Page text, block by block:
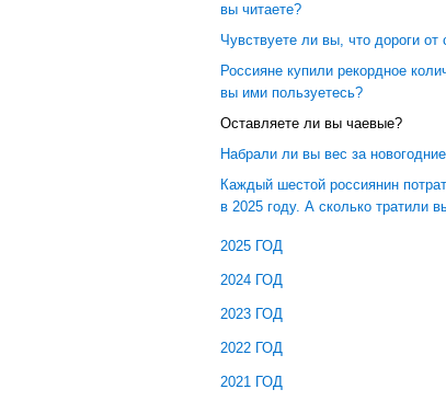
вы читаете?
Чувствуете ли вы, что дороги
Россияне купили рекордное
вы ими пользуетесь?
Оставляете ли вы чаевые?
Набрали ли вы вес за
Каждый шестой россиянин
в 2025 году. А сколько тратили
2025 ГОД
2024 ГОД
2023 ГОД
2022 ГОД
2021 ГОД